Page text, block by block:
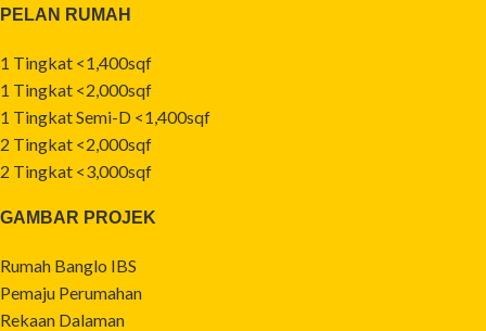
PELAN RUMAH
1 Tingkat <1,400sqf
1 Tingkat <2,000sqf
1 Tingkat Semi-D <1,400sqf
2 Tingkat <2,000sqf
2 Tingkat <3,000sqf
GAMBAR PROJEK
Rumah Banglo IBS
Pemaju Perumahan
Rekaan Dalaman